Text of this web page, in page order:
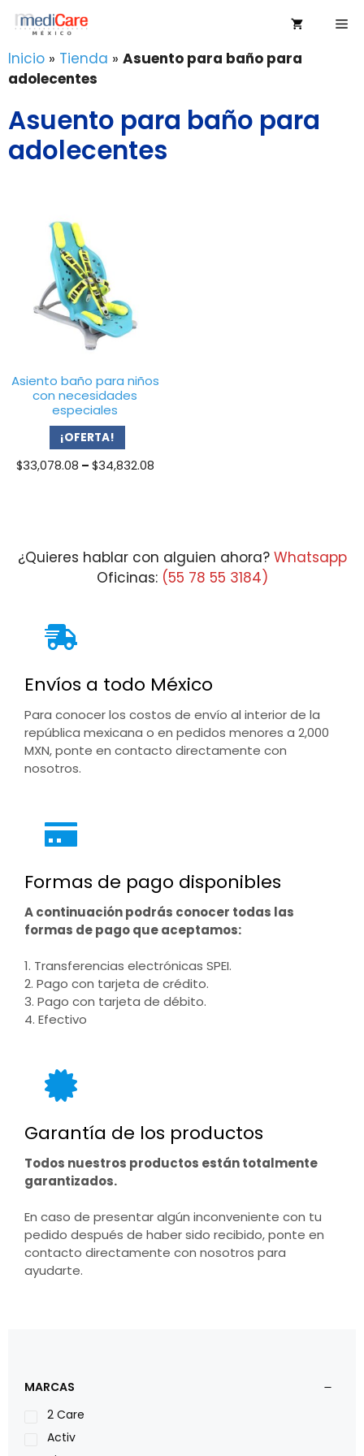
Saltar
contenido
Inicio » Tienda » Asuento para baño para
adolecentes
Asuento para baño para
adolecentes
Asiento baño para niños
con necesidades
especiales
¡OFERTA!
$33,078.08 – $34,832.08Price
¿Quieres hablar con alguien ahora? Whatsapp
Oficinas: (55 78 55 3184)
Envíos a todo México
Para conocer los costos de envío al interior de la
república mexicana o en pedidos menores a 2,000
MXN, ponte en contacto directamente con
nosotros.
Formas de pago disponibles
A continuación podrás conocer todas las
formas de pago que aceptamos:
1. Transferencias electrónicas SPEI.
2. Pago con tarjeta de crédito.
3. Pago con tarjeta de débito.
4. Efectivo
Garantía de los productos
Todos nuestros productos están totalmente
garantizados.
En caso de presentar algún inconveniente con tu
pedido después de haber sido recibido, ponte en
contacto directamente con nosotros para
ayudarte.
MARCAS
2 Care
Activ